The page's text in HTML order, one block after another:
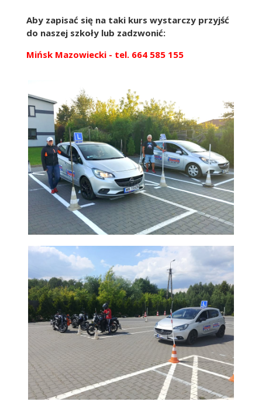
Aby zapisać się na taki kurs wystarczy przyjść
do naszej szkoły lub zadzwonić:
Mińsk Mazowiecki - tel. 664 585 155